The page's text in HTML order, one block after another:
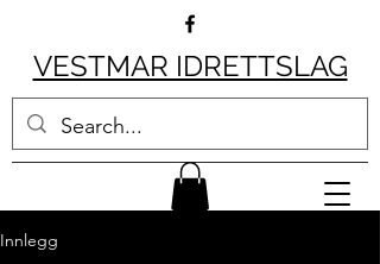
VESTMAR IDRETTSLAG
Innlegg